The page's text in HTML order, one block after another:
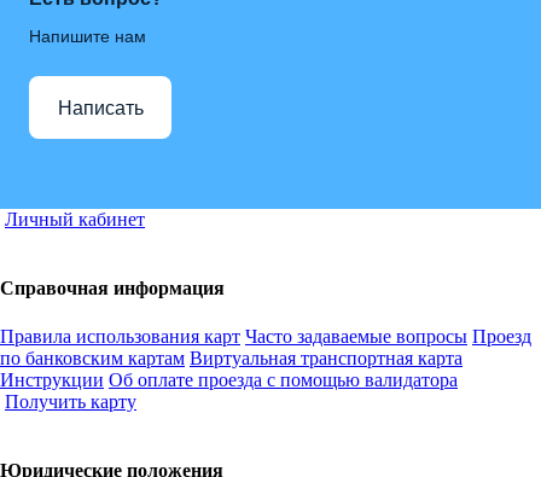
Напишите нам
Написать
Личный кабинет
Справочная информация
Правила использования карт Часто задаваемые вопросы Проезд
по банковским картам Виртуальная транспортная карта
Инструкции Об оплате проезда с помощью валидатора
Получить карту
Юридические положения